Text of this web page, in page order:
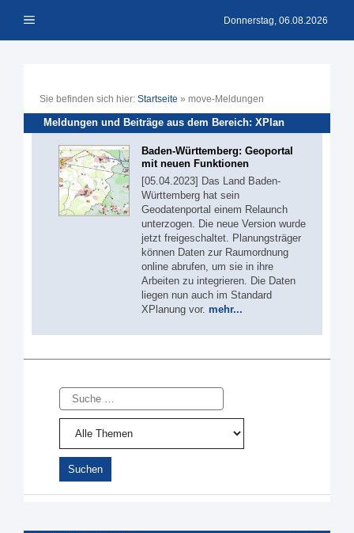
Inhalt Menü Donnerstag, 06.08.2026
Sie befinden sich hier: Startseite » move-Meldungen
Meldungen und Beiträge aus dem Bereich: XPlan
Baden-Württemberg: Geoportal
mit neuen Funktionen
[05.04.2023] Das Land Baden-
Württemberg hat sein
Geodatenportal einem Relaunch
unterzogen. Die neue Version wurde
jetzt freigeschaltet. Planungsträger
können Daten zur Raumordnung
online abrufen, um sie in ihre
Arbeiten zu integrieren. Die Daten
liegen nun auch im Standard
XPlanung vor. mehr...
Suche